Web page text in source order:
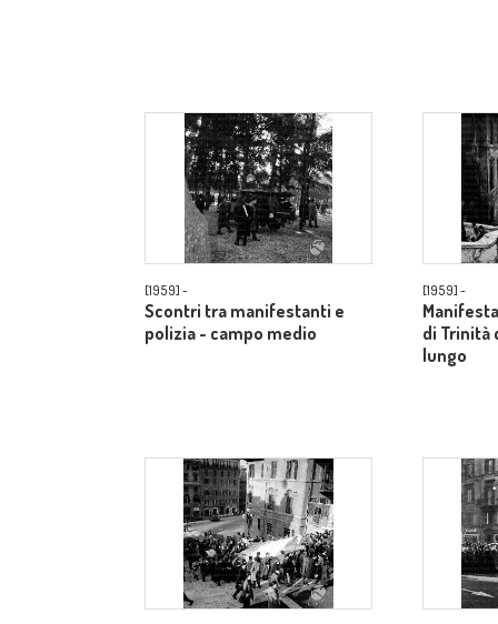
[1959] -
Scontri tra manifestanti e
polizia - campo medio
[1959] -
di Trinità
lungo